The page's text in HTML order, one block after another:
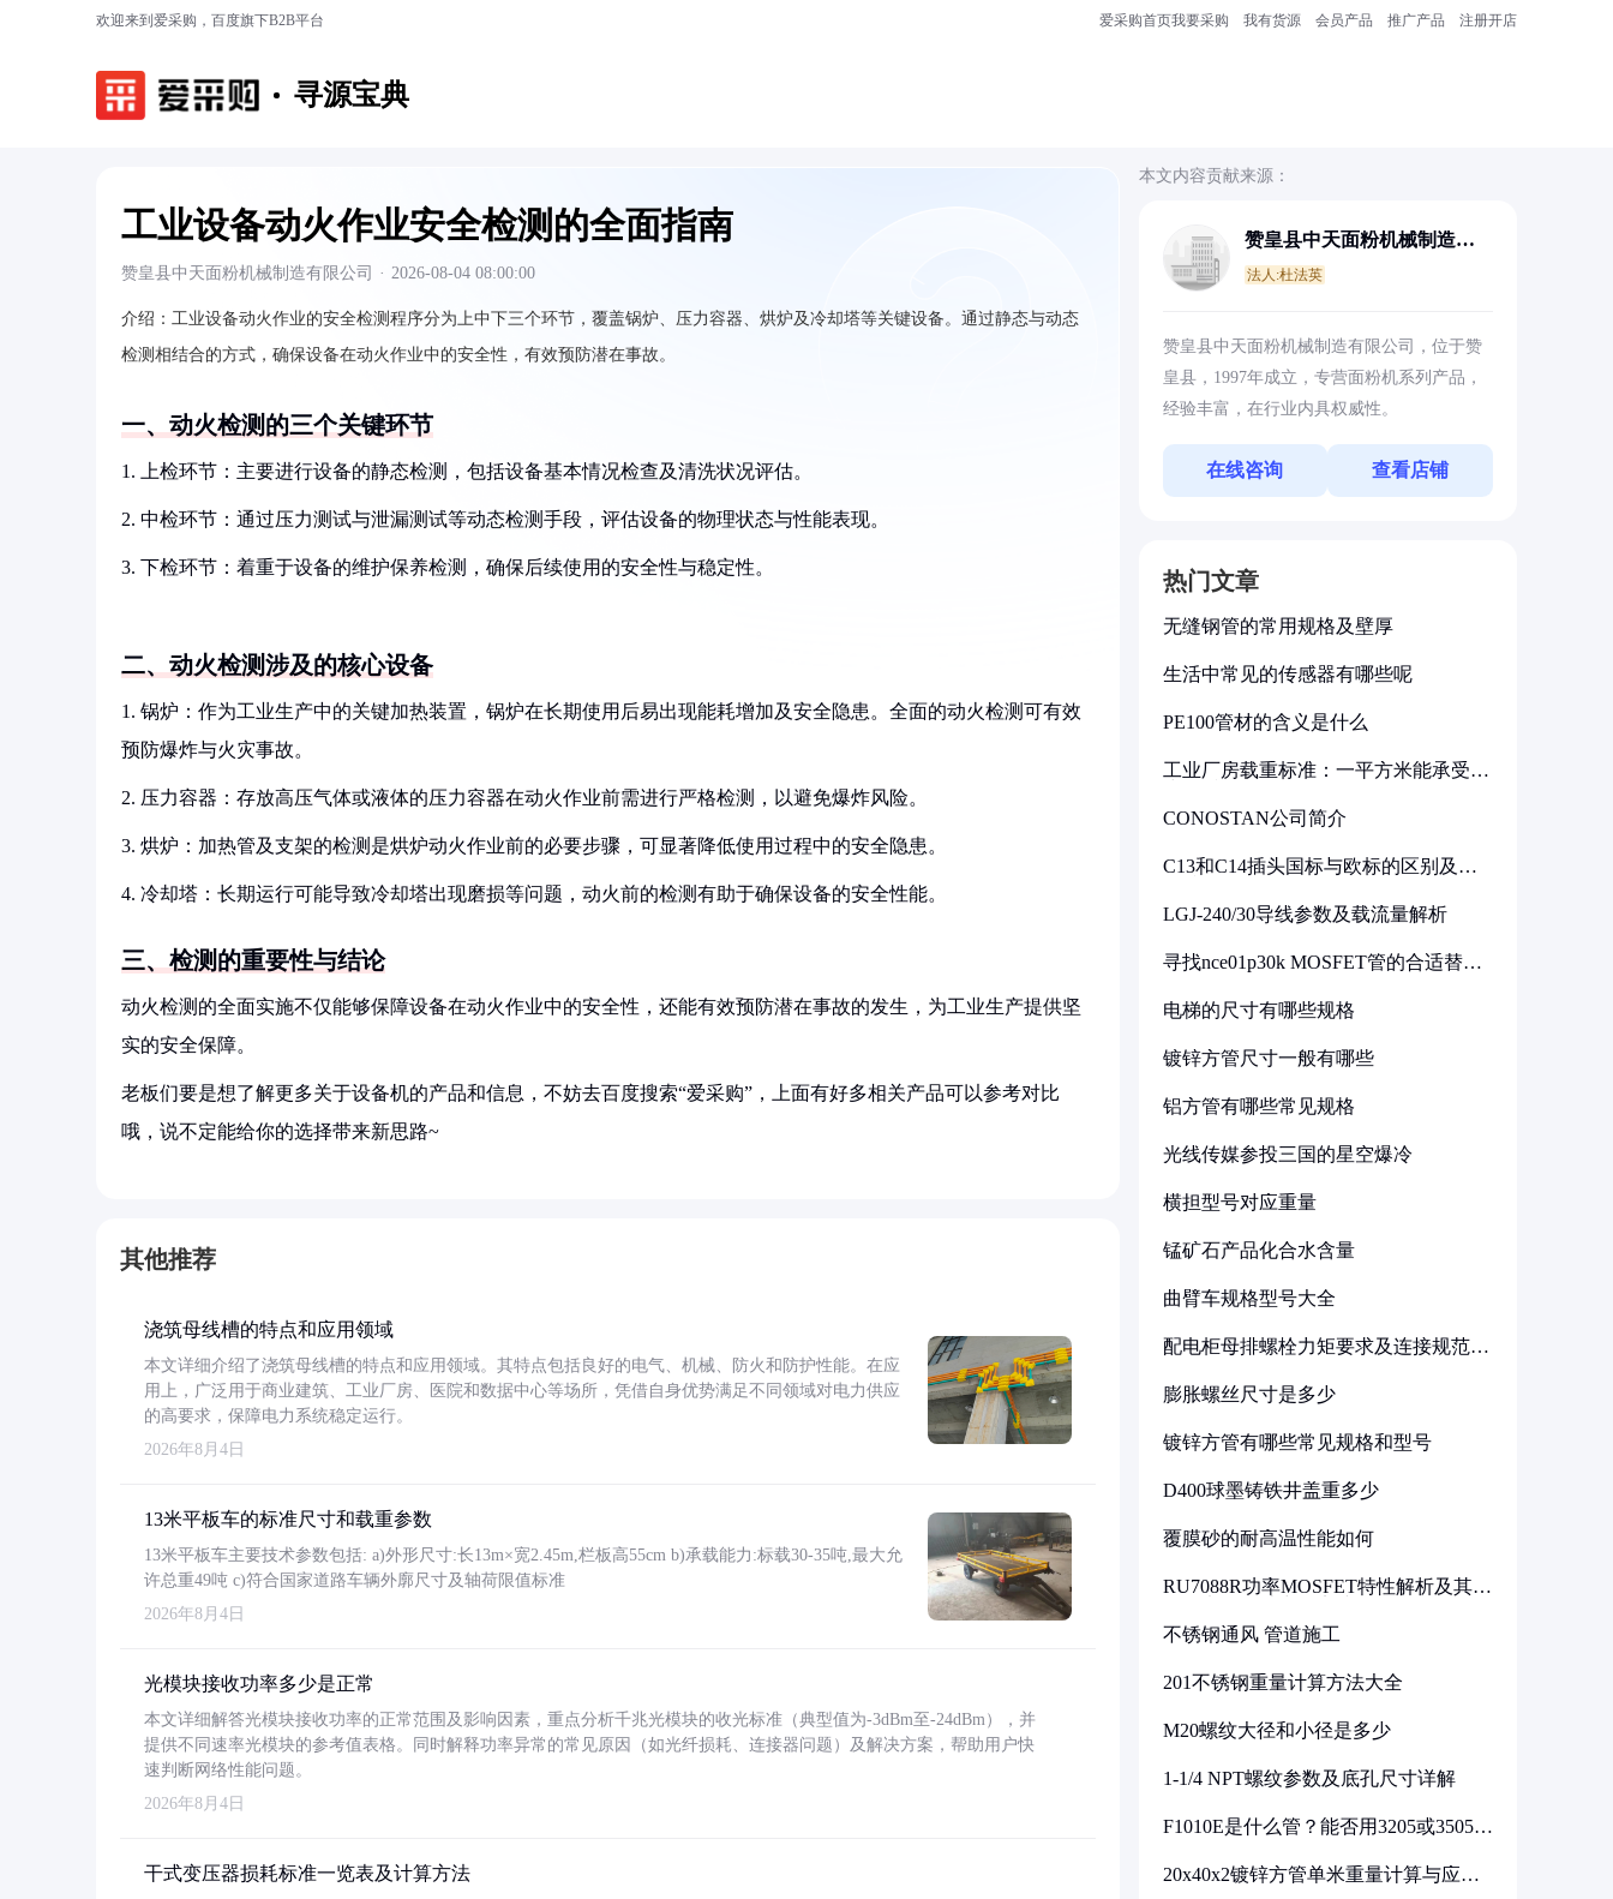
欢迎来到爱采购，百度旗下B2B平台 爱采购首页我要采购 我有货源 会员产品 推广产品 注册开店
寻源宝典
工业设备动火作业安全检测的全面指南
赞皇县中天面粉机械制造有限公司 · 2026-08-04 08:00:00
介绍： 工业设备动火作业的安全检测程序分为上中下三个环节，覆盖锅炉、压力容器、烘炉及冷却塔等关键设备。通过静态与动态
检测相结合的方式，确保设备在动火作业中的安全性，有效预防潜在事故。
一、动火检测的三个关键环节
1. 上检环节：主要进行设备的静态检测，包括设备基本情况检查及清洗状况评估。
2. 中检环节：通过压力测试与泄漏测试等动态检测手段，评估设备的物理状态与性能表现。
3. 下检环节：着重于设备的维护保养检测，确保后续使用的安全性与稳定性。
二、动火检测涉及的核心设备
1. 锅炉：作为工业生产中的关键加热装置，锅炉在长期使用后易出现能耗增加及安全隐患。全面的动火检测可有效
预防爆炸与火灾事故。
2. 压力容器：存放高压气体或液体的压力容器在动火作业前需进行严格检测，以避免爆炸风险。
3. 烘炉：加热管及支架的检测是烘炉动火作业前的必要步骤，可显著降低使用过程中的安全隐患。
4. 冷却塔：长期运行可能导致冷却塔出现磨损等问题，动火前的检测有助于确保设备的安全性能。
三、检测的重要性与结论
动火检测的全面实施不仅能够保障设备在动火作业中的安全性，还能有效预防潜在事故的发生，为工业生产提供坚
实的安全保障。
老板们要是想了解更多关于设备机的产品和信息，不妨去百度搜索“爱采购”，上面有好多相关产品可以参考对比
哦，说不定能给你的选择带来新思路~
其他推荐
浇筑母线槽的特点和应用领域
本文详细介绍了浇筑母线槽的特点和应用领域。其特点包括良好的电气、机械、防火和防护性能。在应
用上，广泛用于商业建筑、工业厂房、医院和数据中心等场所，凭借自身优势满足不同领域对电力供应
的高要求，保障电力系统稳定运行。
2026年8月4日
13米平板车的标准尺寸和载重参数
13米平板车主要技术参数包括: a)外形尺寸:长13m×宽2.45m,栏板高55cm b)承载能力:标载30-35吨,最大允
许总重49吨 c)符合国家道路车辆外廓尺寸及轴荷限值标准
2026年8月4日
光模块接收功率多少是正常
本文详细解答光模块接收功率的正常范围及影响因素，重点分析千兆光模块的收光标准（典型值为-3dBm至-24dBm），并
提供不同速率光模块的参考值表格。同时解释功率异常的常见原因（如光纤损耗、连接器问题）及解决方案，帮助用户快
速判断网络性能问题。
2026年8月4日
干式变压器损耗标准一览表及计算方法
本文内容贡献来源：
赞皇县中天面粉机械制造有
法人:杜法英
赞皇县中天面粉机械制造有限公司，位于赞
皇县，1997年成立，专营面粉机系列产品，
经验丰富，在行业内具权威性。
在线咨询 查看店铺
热门文章
无缝钢管的常用规格及壁厚
生活中常见的传感器有哪些呢
PE100管材的含义是什么
工业厂房载重标准：一平方米能承受多
CONOSTAN公司简介
C13和C14插头国标与欧标的区别及其
LGJ-240/30导线参数及载流量解析
寻找nce01p30k MOSFET管的合适替代
电梯的尺寸有哪些规格
镀锌方管尺寸一般有哪些
铝方管有哪些常见规格
光线传媒参投三国的星空爆冷
横担型号对应重量
锰矿石产品化合水含量
曲臂车规格型号大全
配电柜母排螺栓力矩要求及连接规范详
膨胀螺丝尺寸是多少
镀锌方管有哪些常见规格和型号
D400球墨铸铁井盖重多少
覆膜砂的耐高温性能如何
RU7088R功率MOSFET特性解析及其在
不锈钢通风 管道施工
201不锈钢重量计算方法大全
M20螺纹大径和小径是多少
1-1/4 NPT螺纹参数及底孔尺寸详解
F1010E是什么管？能否用3205或3505代
20x40x2镀锌方管单米重量计算与应用